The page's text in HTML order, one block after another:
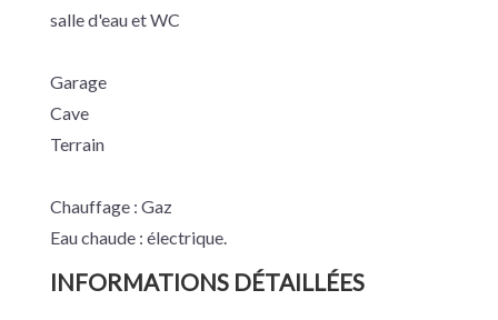
salle d'eau et WC
Garage
Cave
Terrain
Chauffage : Gaz
Eau chaude : électrique.
INFORMATIONS DÉTAILLÉES